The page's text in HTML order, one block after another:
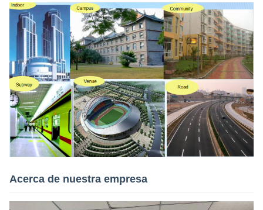
Acerca de nuestra empresa